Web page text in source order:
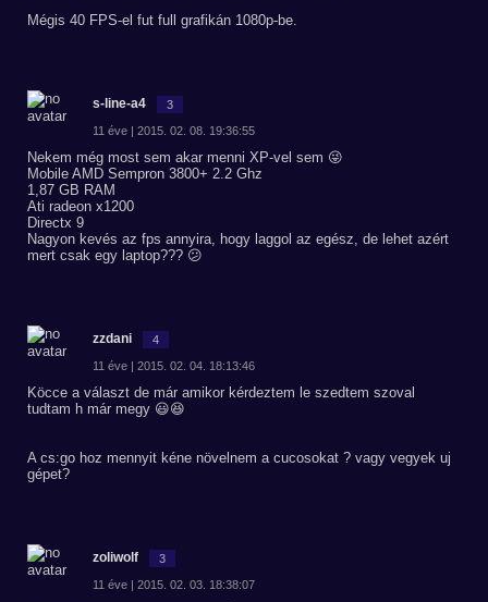
Mégis 40 FPS-el fut full grafikán 1080p-be.
s-line-a4 3
11 éve | 2015. 02. 08. 19:36:55
Nekem még most sem akar menni XP-vel sem 😜
Mobile AMD Sempron 3800+ 2.2 Ghz
1,87 GB RAM
Ati radeon x1200
Directx 9
Nagyon kevés az fps annyira, hogy laggol az egész, de lehet azért
mert csak egy laptop??? 😕
zzdani 4
11 éve | 2015. 02. 04. 18:13:46
Köcce a választ de már amikor kérdeztem le szedtem szoval
tudtam h már megy 😃😆
A cs:go hoz mennyit kéne növelnem a cucosokat ? vagy vegyek uj
gépet?
zoliwolf 3
11 éve | 2015. 02. 03. 18:38:07